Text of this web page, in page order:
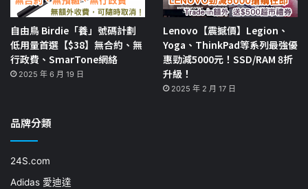
自由鳥 Birdie「養」號碼計劃
低用量首選【$38】無合約、無
行政費、SmarTone網絡
2025 年 6 月 19 日
Lenovo【震撼價】Legion、
Yoga、ThinkPad等系列最強優
惠勁減5000元！SSD/RAM 8折
升級！
2025 年 2 月 17 日
品牌分類
24S.com
Adidas 愛迪達